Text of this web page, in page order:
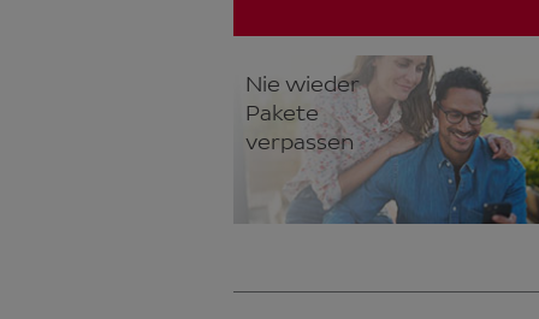
Nie wieder
Pakete
verpassen